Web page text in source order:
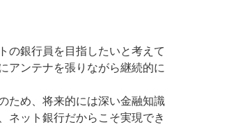
の銀行員を目指したいと考えて
アンテナを張りながら継続的に
ため、将来的には深い金融知識
ネット銀行だからこそ実現でき